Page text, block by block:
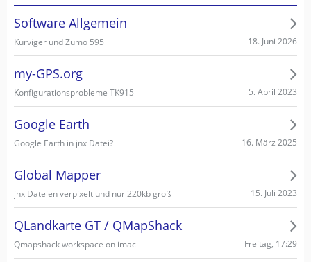
Software Allgemein
Kurviger und Zumo 595 18. Juni 2026
my-GPS.org
Konfigurationsprobleme TK915 5. April 2023
Google Earth
Google Earth in jnx Datei? 16. März 2025
Global Mapper
jnx Dateien verpixelt und nur 220kb groß 15. Juli 2023
QLandkarte GT / QMapShack
Qmapshack workspace on imac Freitag, 17:29